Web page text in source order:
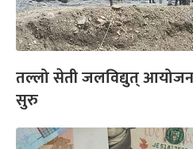
तल्लो सेती जलविद्युत्
सुरु